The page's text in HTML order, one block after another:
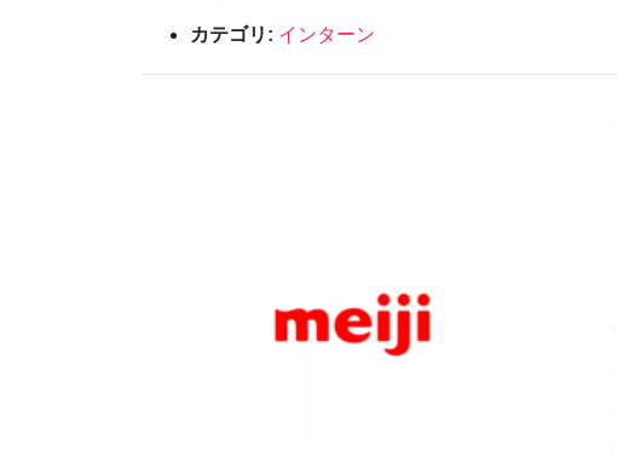
カテゴリ: インターン